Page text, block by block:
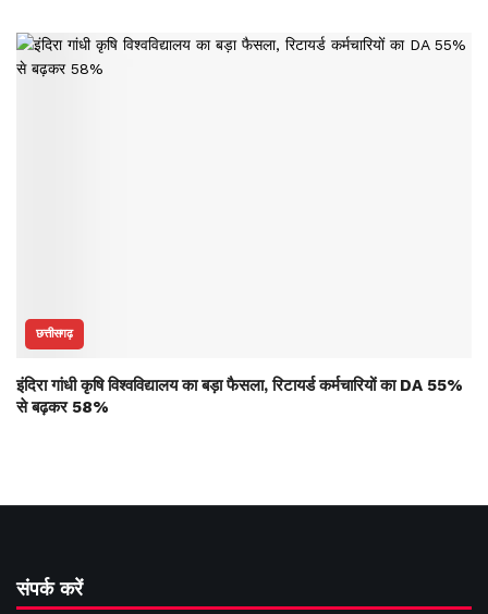
छत्तीसगढ़
इंदिरा गांधी कृषि विश्वविद्यालय का बड़ा फैसला, रिटायर्ड कर्मचारियों का DA 55%
से बढ़कर 58%
संपर्क करें